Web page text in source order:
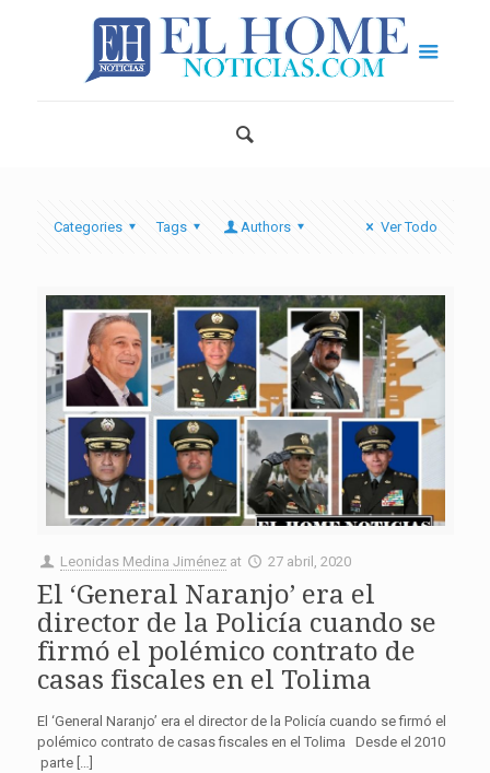
Categories Tags Authors Ver Todo
Leonidas Medina Jiménez at 27 abril, 2020
El ‘General Naranjo’ era el
director de la Policía cuando se
firmó el polémico contrato de
casas fiscales en el Tolima
El ‘General Naranjo’ era el director de la Policía cuando se firmó el
polémico contrato de casas fiscales en el Tolima Desde el 2010
parte […]